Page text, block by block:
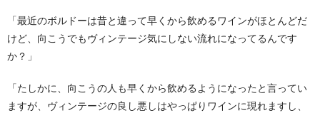
「最近のボルドーは昔と違って早くから飲めるワインがほとんどだ
けど、向こうでもヴィンテージ気にしない流れになってるんです
か？」
「たしかに、向こうの人も早くから飲めるようになったと言ってい
ますが、ヴィンテージの良し悪しはやっぱりワインに現れますし、